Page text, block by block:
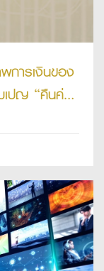
ารเงินของ
ปญ “คืนค่า
างต่อเนื่อง